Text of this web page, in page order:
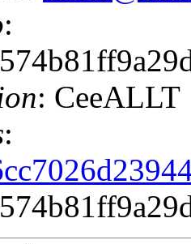
:
: CeeALLT
: